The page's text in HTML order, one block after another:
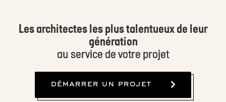
Les architectes les plus talentueux de leur
génération
au service de votre projet
démarrer un projet